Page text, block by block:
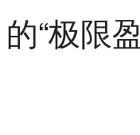
的“极限